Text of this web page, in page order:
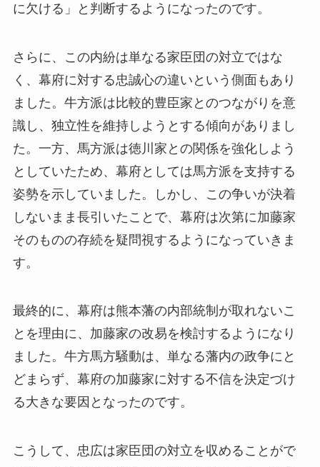
に欠ける」と判断するようになったのです。
さらに、この内紛は単なる家臣団の対立ではな
く、幕府に対する忠誠心の違いという側面もあり
ました。牛方派は比較的豊臣家とのつながりを意
識し、独立性を維持しようとする傾向がありまし
た。一方、馬方派は徳川家との関係を強化しよう
としていたため、幕府としては馬方派を支持する
姿勢を示していました。しかし、この争いが決着
しないまま長引いたことで、幕府は次第に加藤家
そのものの存続を疑問視するようになっていきま
す。
最終的に、幕府は熊本藩の内部統制が取れないこ
とを理由に、加藤家の改易を検討するようになり
ました。牛方馬方騒動は、単なる藩内の政争にと
どまらず、幕府の加藤家に対する不信を決定づけ
る大きな要因となったのです。
こうして、忠広は家臣団の対立を収めることがで